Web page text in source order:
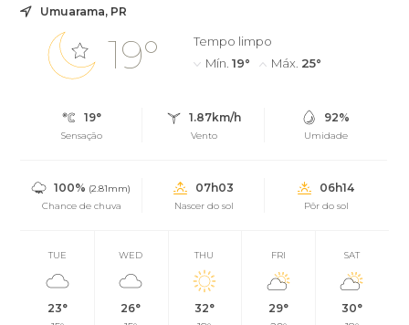
Umuarama, PR
19°
Tempo limpo
Mín. 19° Máx. 25°
19°
Sensação
1.87km/h
Vento
92%
Umidade
100% (2.81mm)
Chance de chuva
07h03
Nascer do sol
06h14
Pôr do sol
TUE
23°
WED
26°
THU
32°
FRI
29°
SAT
30°